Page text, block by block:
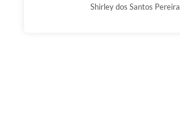
Shirley dos Santos Pereira